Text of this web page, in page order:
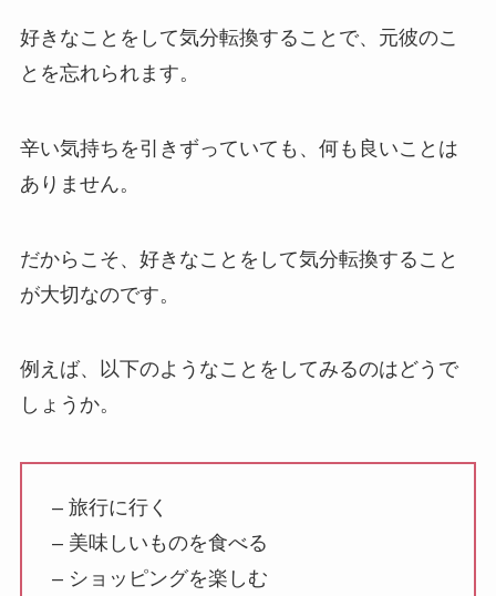
好きなことをして気分転換することで、元彼のこ
とを忘れられます。
辛い気持ちを引きずっていても、何も良いことは
ありません。
だからこそ、好きなことをして気分転換すること
が大切なのです。
例えば、以下のようなことをしてみるのはどうで
しょうか。
– 旅行に行く
– 美味しいものを食べる
– ショッピングを楽しむ